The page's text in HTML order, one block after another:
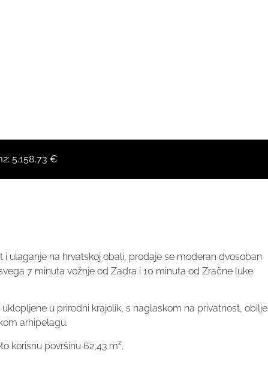
5.158,73 €
ulaganje na hrvatskoj obali, prodaje se moderan dvosoban
7 minuta vožnje od Zadra i 10 minuta od Zračne luke
u prirodni krajolik, s naglaskom na privatnost, obilje
arhipelagu.
korisnu površinu 62,43 m².